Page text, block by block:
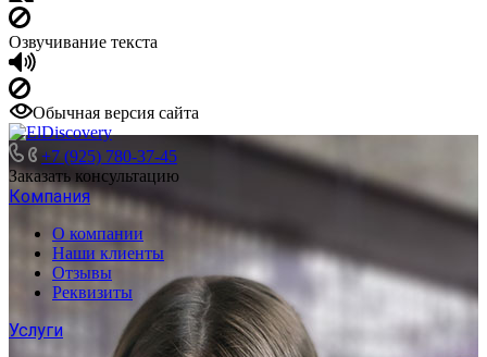
Озвучивание текста
Обычная версия сайта
+7 (925) 780-37-45
Заказать консультацию
Компания
О компании
Наши клиенты
Отзывы
Реквизиты
Услуги